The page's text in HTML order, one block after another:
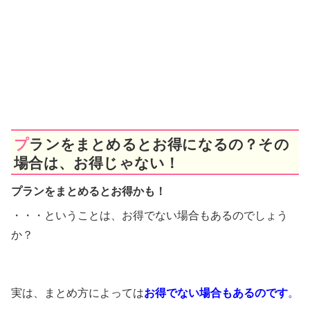
プランをまとめるとお得になるの？その
場合は、お得じゃない！
プランをまとめるとお得かも！
・・・ということは、お得でない場合もあるのでしょう
か？
実は、まとめ方によってはお得でない場合もあるのです。